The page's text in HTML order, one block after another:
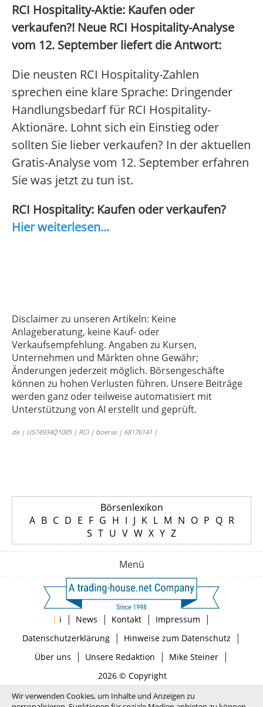
RCI Hospitality-Aktie: Kaufen oder
verkaufen?! Neue RCI Hospitality-Analyse
vom 12. September liefert die Antwort:
Die neusten RCI Hospitality-Zahlen
sprechen eine klare Sprache: Dringender
Handlungsbedarf für RCI Hospitality-
Aktionäre. Lohnt sich ein Einstieg oder
sollten Sie lieber verkaufen? In der aktuellen
Gratis-Analyse vom 12. September erfahren
Sie was jetzt zu tun ist.
RCI Hospitality: Kaufen oder verkaufen?
Hier weiterlesen...
Disclaimer zu unseren Artikeln: Keine
Anlageberatung, keine Kauf- oder
Verkaufsempfehlung. Angaben zu Kursen,
Unternehmen und Märkten ohne Gewähr;
Änderungen jederzeit möglich. Börsengeschäfte
können zu hohen Verlusten führen. Unsere Beiträge
werden ganz oder teilweise automatisiert mit
Unterstützung von AI erstellt und geprüft.
de | US74934Q1085 | RCI | boerse | 68176141 |
Börsenlexikon
A B C D E F G H I J K L M N O P Q R
S T U V W X Y Z
Menü
| i | News | Kontakt | Impressum |
Datenschutzerklärung| Hinweise zum Datenschutz |
Über uns | Unsere Redaktion | Mike Steiner|
2026 © Copyright
Wir verwenden Cookies, um Inhalte und Anzeigen zu